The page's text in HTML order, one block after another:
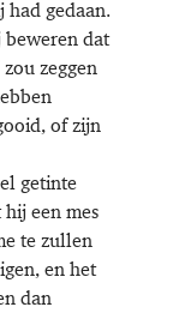
gedaan.
dat
zeggen
of zijn
getinte
een mes
te zullen
en het
dan